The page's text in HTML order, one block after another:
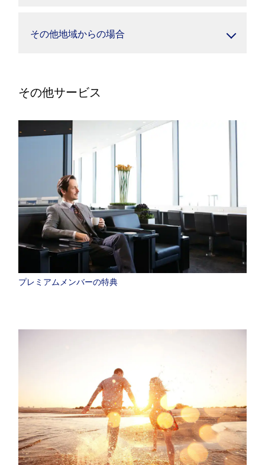
その他地域からの場合
その他サービス
プレミアムメンバーの特典